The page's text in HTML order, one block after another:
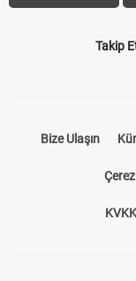
Takip
Bize Ulaşın